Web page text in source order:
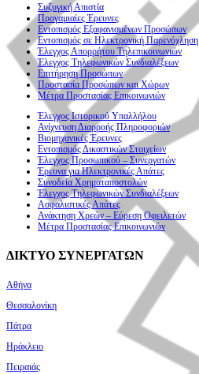
Συζυγική Απιστία
Προγαμιαίες Έρευνες
Εντοπισμός Εξαφανισμένων Προσώπων
Εντοπισμός σε Ηλεκτρονική Παρενόχληση
Έλεγχος Απορρήτου Τηλεπικοινωνιών
Έλεγχος Τηλεφωνικών Συνδιαλέξεων
Επιτήρηση Προσώπων
Προστασία Προσώπων και Χώρων
Μέτρα Προστασίας Επικοινωνιών
Έλεγχος Ιστορικού Υπαλλήλου
Ανίχνευση Διαρροής Πληροφοριών
Βιομηχανικές Έρευνες
Εντοπισμός Δικαστικών Στοιχείων
Έλεγχος Προσωπικού – Συνεργατών
Έρευνα για Ηλεκτρονικές Απάτες
Συνοδεία Χρηματαποστολών
Έλεγχος Τηλεφωνικών Συνδιαλέξεων
Ασφαλιστικές Απάτες
Ανάκτηση Χρεών – Εύρεση Οφειλετών
Μέτρα Προστασίας Επικοινωνιών
ΔΙΚΤΥΟ ΣΥΝΕΡΓΑΤΩΝ
Αθήνα
Θεσσαλονίκη
Πάτρα
Ηράκλειο
Πειραιάς